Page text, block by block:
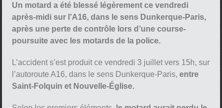
Un motard a été blessé légèrement ce vendredi
après-midi sur l’A16, dans le sens Dunkerque-Paris,
après une perte de contrôle lors d’une course-
poursuite avec les motards de la police.
L’accident s’est produit ce vendredi 3 juillet vers 15h, sur
l’autoroute A16, dans le sens Dunkerque-Paris,entre
Saint-Folquin et Nouvelle-Église.